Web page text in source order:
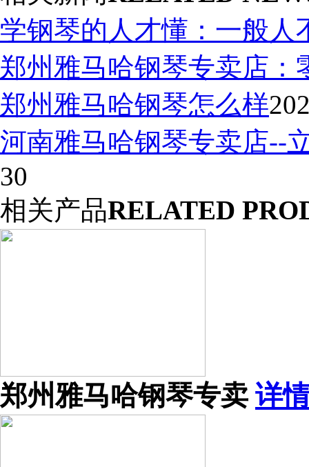
学钢琴的人才懂：一般人
郑州雅马哈钢琴专卖店：
郑州雅马哈钢琴怎么样
河南雅马哈钢琴专卖店--
30
相关产品RELATED
郑州雅马哈钢琴专卖 详